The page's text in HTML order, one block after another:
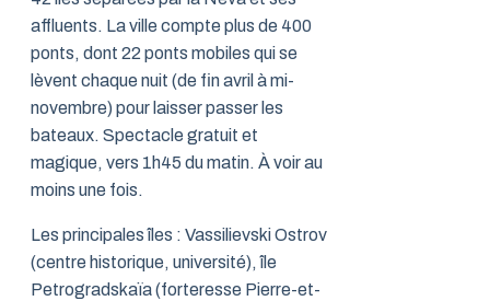
affluents. La ville compte plus de 400
ponts, dont 22 ponts mobiles qui se
lèvent chaque nuit (de fin avril à mi-
novembre) pour laisser passer les
bateaux. Spectacle gratuit et
magique, vers 1h45 du matin. À voir au
moins une fois.
Les principales îles : Vassilievski Ostrov
(centre historique, université), île
Petrogradskaïa (forteresse Pierre-et-